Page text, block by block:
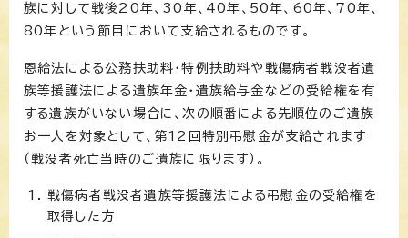
族に対して戦後20年、30年、40年、50年、60年、70年、
80年という節目において支給されるものです。
恩給法による公務扶助料・特例扶助料や戦傷病者戦没者遺
族等援護法による遺族年金・遺族給与金などの受給権を有
する遺族がいない場合に、次の順番による先順位のご遺族
お一人を対象として、第12回特別弔慰金が支給されます
（戦没者死亡当時のご遺族に限ります）。
戦傷病者戦没者遺族等援護法による弔慰金の受給権を
取得した方